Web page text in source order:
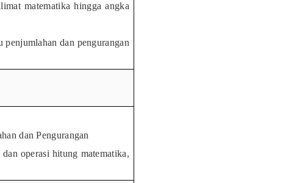
matematika hingga angka
penjumlahan dan pengurangan
dan Pengurangan
operasi hitung matematika,